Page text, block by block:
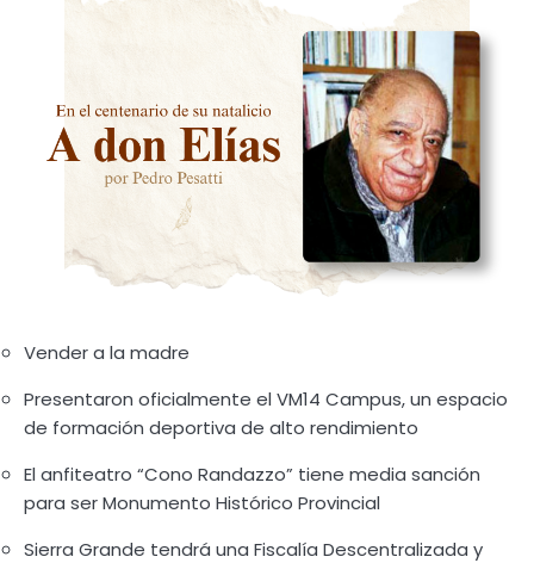
Vender a la madre
Presentaron oficialmente el VM14 Campus, un espacio
de formación deportiva de alto rendimiento
El anfiteatro “Cono Randazzo” tiene media sanción
para ser Monumento Histórico Provincial
Sierra Grande tendrá una Fiscalía Descentralizada y